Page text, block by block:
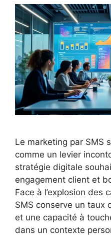
Le marketing par SMS
comme un levier
stratégie digitale
engagement client et
Face à l’explosion des
SMS conserve un taux
et une capacité à
dans un contexte